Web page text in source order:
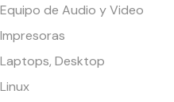
Equipo de Audio y Video
Impresoras
Laptops, Desktop
Linux